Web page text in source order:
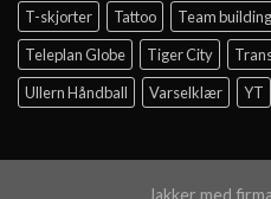
T-skjorter
Tattoo Team building
Teleplan Globe
Tiger City
Ullern Håndball
Varselklær YT
Jakker med